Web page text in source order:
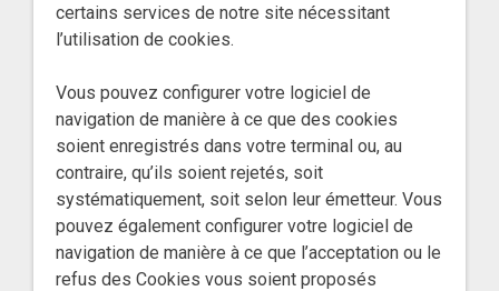
certains services de notre site nécessitant
l’utilisation de cookies.
Vous pouvez configurer votre logiciel de
navigation de manière à ce que des cookies
soient enregistrés dans votre terminal ou, au
contraire, qu’ils soient rejetés, soit
systématiquement, soit selon leur émetteur. Vous
pouvez également configurer votre logiciel de
navigation de manière à ce que l’acceptation ou le
refus des Cookies vous soient proposés